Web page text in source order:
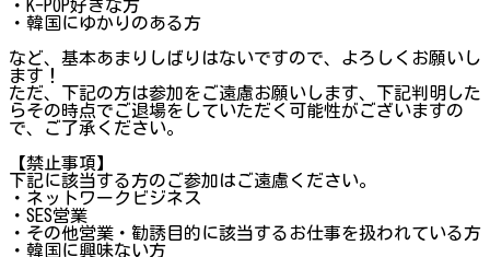
・K-POP好きな方
・韓国にゆかりのある方
など、基本あまりしばりはないですので、よろしくお願いし
ます！
ただ、下記の方は参加をご遠慮お願いします、下記判明した
らその時点でご退場をしていただく可能性がございますの
で、ご了承ください。
【禁止事項】
下記に該当する方のご参加はご遠慮ください。
・ネットワークビジネス
・SES営業
・その他営業・勧誘目的に該当するお仕事を扱われている方
・韓国に興味ない方